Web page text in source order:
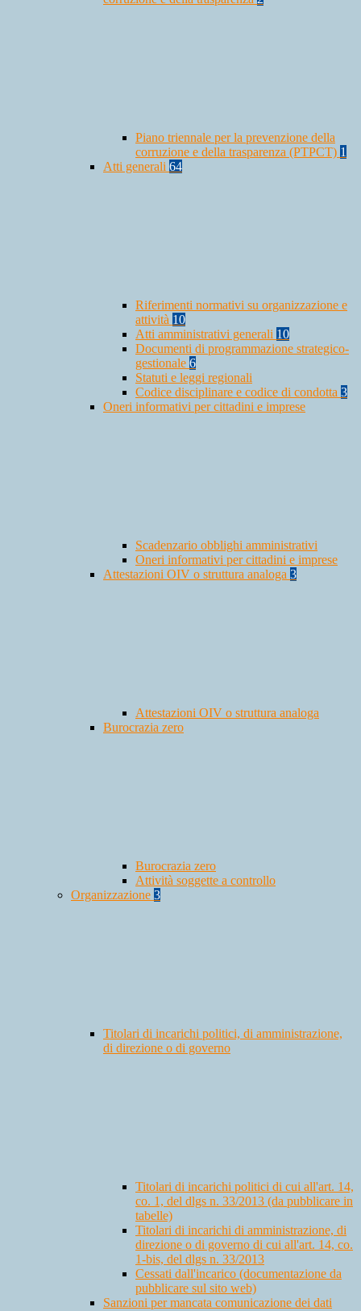
Piano triennale per la prevenzione della
corruzione e della trasparenza (PTPCT) 1
Atti generali 64
Riferimenti normativi su organizzazione e
attività 10
Atti amministrativi generali 10
Documenti di programmazione strategico-
gestionale 6
Statuti e leggi regionali
Codice disciplinare e codice di condotta 3
Oneri informativi per cittadini e imprese
Scadenzario obblighi amministrativi
Oneri informativi per cittadini e imprese
Attestazioni OIV o struttura analoga 3
Attestazioni OIV o struttura analoga
Burocrazia zero
Burocrazia zero
Attività soggette a controllo
Organizzazione 3
Titolari di incarichi politici, di amministrazione,
di direzione o di governo
Titolari di incarichi politici di cui all'art. 14,
co. 1, del dlgs n. 33/2013 (da pubblicare in
tabelle)
Titolari di incarichi di amministrazione, di
direzione o di governo di cui all'art. 14, co.
1-bis, del dlgs n. 33/2013
Cessati dall'incarico (documentazione da
pubblicare sul sito web)
Sanzioni per mancata comunicazione dei dati